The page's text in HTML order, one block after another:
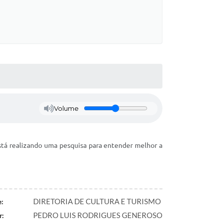
Volume
realizando uma pesquisa para entender melhor a
DIRETORIA DE CULTURA E TURISMO
PEDRO LUIS RODRIGUES GENEROSO